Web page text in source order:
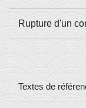
Rupture d'un
Textes de